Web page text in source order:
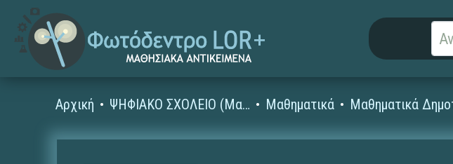
Αρχική ΨΗΦΙΑΚΟ ΣΧΟΛΕΙΟ (Μαθησιακά Αντικείμενα) Μαθηματικά Μαθηματικά